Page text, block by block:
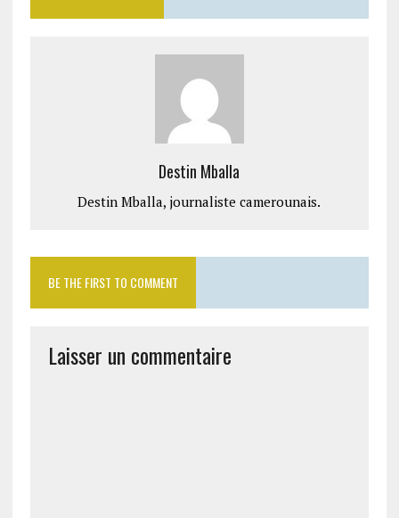
Destin Mballa
Destin Mballa, journaliste camerounais.
BE THE FIRST TO COMMENT
Laisser un commentaire